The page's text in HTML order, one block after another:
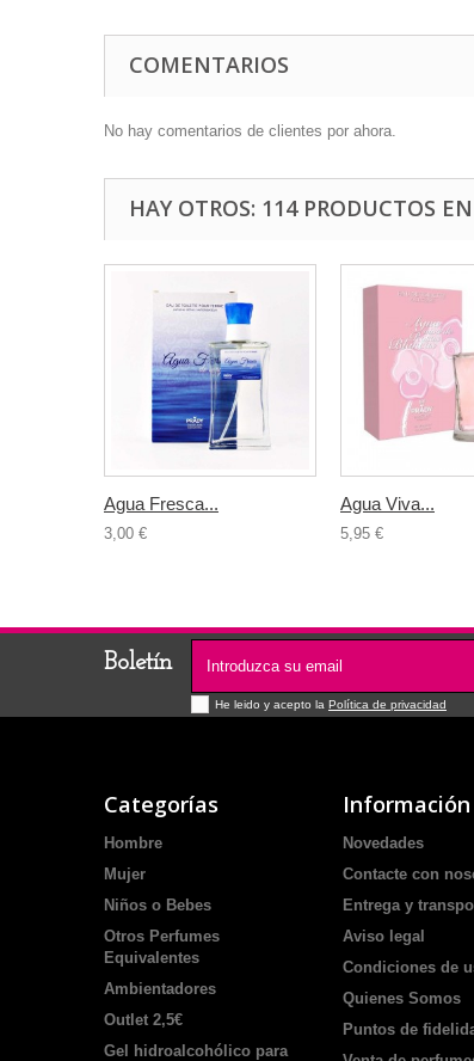
COMENTARIOS
No hay comentarios de clientes por ahora.
HAY OTROS: 114 PRODUCTOS
Agua Fresca...
3,00 €
Agua Viva...
5,95 €
Boletín
He leido y acepto la Política de privacidad
Categorías
Hombre
Mujer
Niños o Bebes
Otros Perfumes
Equivalentes
Ambientadores
Outlet 2,5€
Gel hidroalcohólico para
Información
Novedades
Contacte con
Entrega y
Aviso legal
Condiciones de
Quienes Somos
Puntos de